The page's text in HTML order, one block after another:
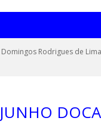
Rodrigues de Lima
DOCA